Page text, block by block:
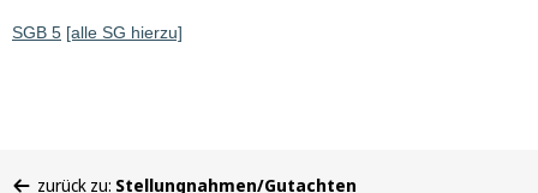
SGB 5 [alle SG hierzu]
zurück zu: Stellungnahmen/Gutachten